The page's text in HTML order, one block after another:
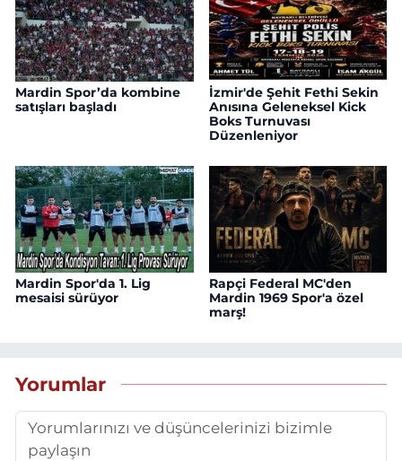
Mardin Spor’da kombine
satışları başladı
İzmir'de Şehit Fethi Sekin
Anısına Geleneksel Kick
Boks Turnuvası
Düzenleniyor
Mardin Spor'da 1. Lig
mesaisi sürüyor
Rapçi Federal MC'den
Mardin 1969 Spor'a özel
marş!
Yorumlar